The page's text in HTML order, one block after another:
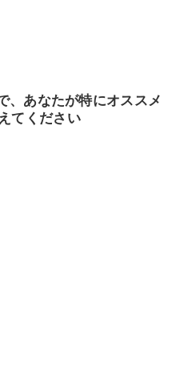
、あなたが特にオススメ
てください